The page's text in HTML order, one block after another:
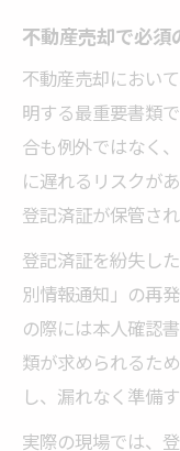
不動産売却で必須
不動産売却におい
明する最重要書類
合も例外ではなく
に遅れるリスクが
登記済証が保管さ
登記済証を紛失し
別情報通知」の再
の際には本人確認
類が求められるた
し、漏れなく準備
実際の現場では、